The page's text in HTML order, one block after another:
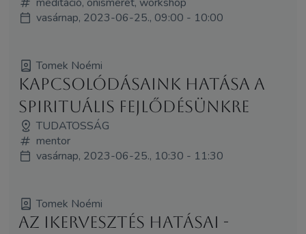
vasárnap, 2023-06-25., 09:00 - 10:00
Tomek Noémi
Kapcsolódásaink hatása a
spirituális fejlődésünkre
TUDATOSSÁG
mentor
vasárnap, 2023-06-25., 10:30 - 11:30
Tomek Noémi
Az ikervesztés hatásai -